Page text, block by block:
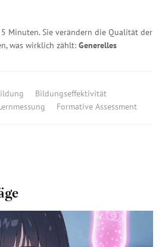
Minuten. Sie verändern die Qualität der
was wirklich zählt: Generelles
Bildungseffektivität
Formative Assessment